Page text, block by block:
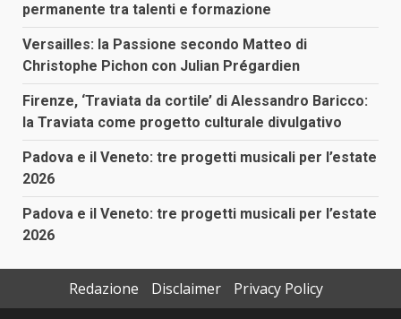
permanente tra talenti e formazione
Versailles: la Passione secondo Matteo di
Christophe Pichon con Julian Prégardien
Firenze, ‘Traviata da cortile’ di Alessandro Baricco:
la Traviata come progetto culturale divulgativo
Padova e il Veneto: tre progetti musicali per l’estate
2026
Padova e il Veneto: tre progetti musicali per l’estate
2026
Redazione Disclaimer
Privacy Policy